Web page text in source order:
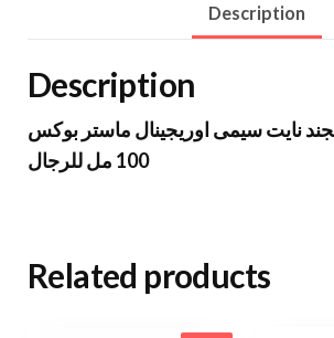
Description
Description
نايت سيمى اوريجينال ماستر بوكس
100 مل للرجال
Related products